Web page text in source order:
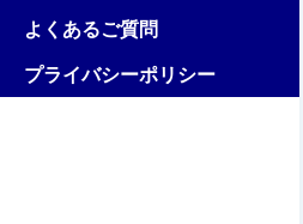
よくあるご質問
プライバシーポリシー